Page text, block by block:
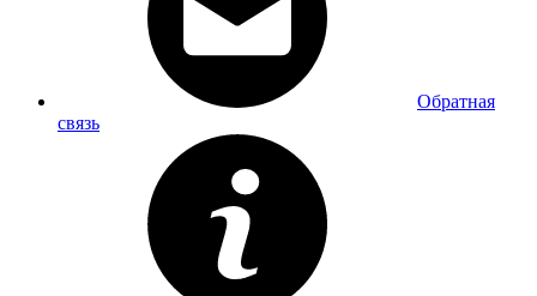
Обратная
связь